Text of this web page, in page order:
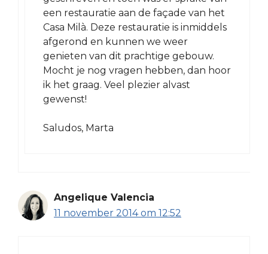
een restauratie aan de façade van het
Casa Milà. Deze restauratie is inmiddels
afgerond en kunnen we weer
genieten van dit prachtige gebouw.
Mocht je nog vragen hebben, dan hoor
ik het graag. Veel plezier alvast
gewenst!
Saludos, Marta
Angelique Valencia
11 november 2014 om 12:52